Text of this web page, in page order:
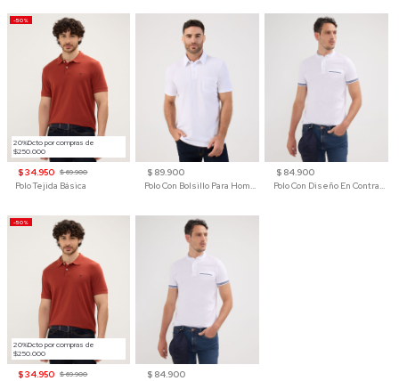
20%Dcto por compras de
$250.000
-50%
$ 34.950 $ 69.900
Polo Tejida Básica
$ 89.900
Polo Con Bolsillo Para Hombre
$ 84.900
Polo Con Diseño En Contraste
20%Dcto por compras de
$250.000
-50%
$ 34.950 $ 69.900
$ 84.900